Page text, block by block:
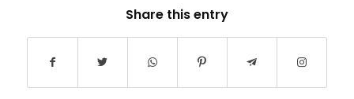
Share this entry